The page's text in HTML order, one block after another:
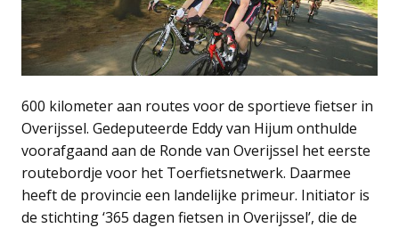
600 kilometer aan routes voor de sportieve fietser in
Overijssel. Gedeputeerde Eddy van Hijum onthulde
voorafgaand aan de Ronde van Overijssel het eerste
routebordje voor het Toerfietsnetwerk. Daarmee
heeft de provincie een landelijke primeur. Initiator is
de stichting ‘365 dagen fietsen in Overijssel’, die de